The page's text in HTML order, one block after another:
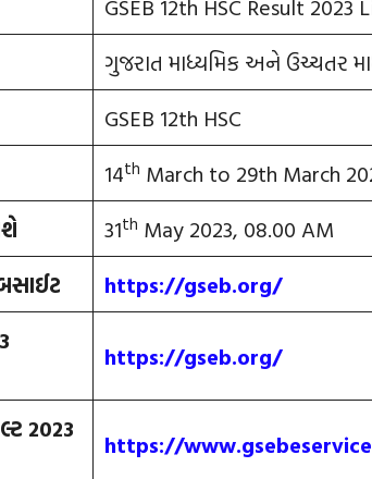
GSEB 12th HSC Result
ગુજરાત માધ્યમિક અને ઉચ્ચતર
GSEB 12th HSC
14th March to 29th March
31th May 2023, 08.00 AM
https://gseb.org/
https://gseb.org/
2023
https://